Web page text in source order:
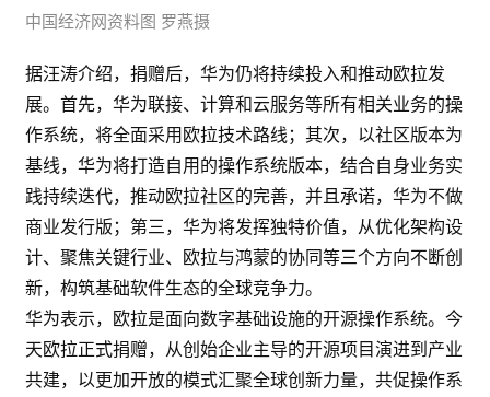
中国经济网资料图 罗燕摄
据汪涛介绍，捐赠后，华为仍将持续投入和推动欧拉发
展。首先，华为联接、计算和云服务等所有相关业务的操
作系统，将全面采用欧拉技术路线；其次，以社区版本为
基线，华为将打造自用的操作系统版本，结合自身业务实
践持续迭代，推动欧拉社区的完善，并且承诺，华为不做
商业发行版；第三，华为将发挥独特价值，从优化架构设
计、聚焦关键行业、欧拉与鸿蒙的协同等三个方向不断创
新，构筑基础软件生态的全球竞争力。
华为表示，欧拉是面向数字基础设施的开源操作系统。今
天欧拉正式捐赠，从创始企业主导的开源项目演进到产业
共建，以更加开放的模式汇聚全球创新力量，共促操作系